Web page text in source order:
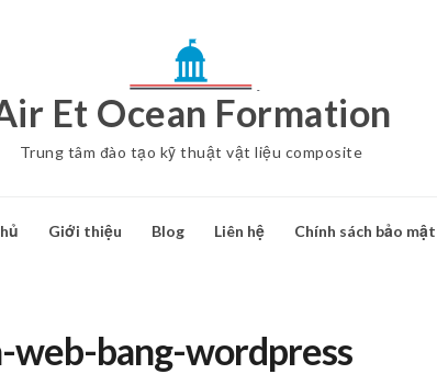
Et Ocean Formation
Trung tâm đào tạo kỹ thuật vật liệu composite
Giới thiệu Blog Liên hệ Chính sách bảo mật
bang-wordpress